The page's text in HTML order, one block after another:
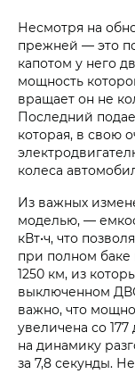
Несмотря на
прежней — это
капотом у него
мощность
вращает он не
Последний
которая, в свою
колеса
Из важных
моделью, —
кВт•ч, что
при полном баке
1250 км, из
выключенном
важно, что
увеличена со 177
на динамику
за 7,8 секунды.